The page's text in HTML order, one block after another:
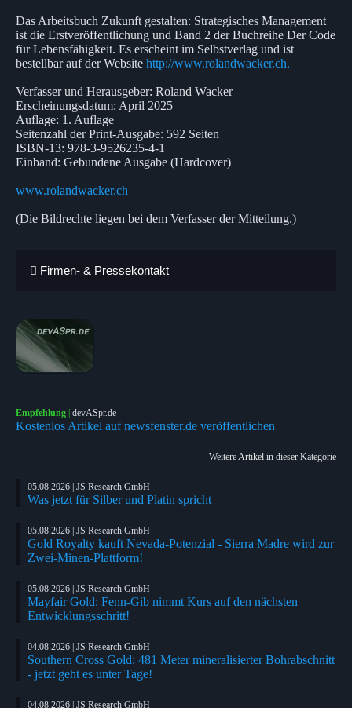
Das Arbeitsbuch Zukunft gestalten: Strategisches Management
ist die Erstveröffentlichung und Band 2 der Buchreihe Der Code
für Lebensfähigkeit. Es erscheint im Selbstverlag und ist
bestellbar auf der Website http://www.rolandwacker.ch.
Verfasser und Herausgeber: Roland Wacker
Erscheinungsdatum: April 2025
Auflage: 1. Auflage
Seitenzahl der Print-Ausgabe: 592 Seiten
ISBN-13: 978-3-9526235-4-1
Einband: Gebundene Ausgabe (Hardcover)
www.rolandwacker.ch
(Die Bildrechte liegen bei dem Verfasser der Mitteilung.)
Firmen- & Pressekontakt
Empfehlung | devASpr.de
Kostenlos Artikel auf newsfenster.de veröffentlichen
Weitere Artikel in dieser Kategorie
05.08.2026 | JS Research GmbH
Was jetzt für Silber und Platin spricht
05.08.2026 | JS Research GmbH
Gold Royalty kauft Nevada-Potenzial - Sierra Madre wird zur
Zwei-Minen-Plattform!
05.08.2026 | JS Research GmbH
Mayfair Gold: Fenn-Gib nimmt Kurs auf den nächsten
Entwicklungsschritt!
04.08.2026 | JS Research GmbH
Southern Cross Gold: 481 Meter mineralisierter Bohrabschnitt
- jetzt geht es unter Tage!
04.08.2026 | JS Research GmbH